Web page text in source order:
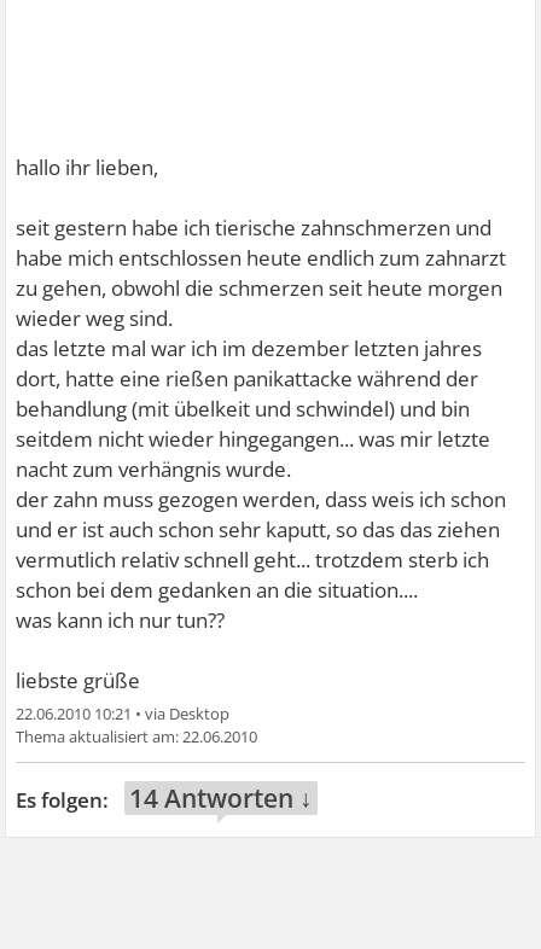
hallo ihr lieben,
seit gestern habe ich tierische zahnschmerzen und
habe mich entschlossen heute endlich zum zahnarzt
zu gehen, obwohl die schmerzen seit heute morgen
wieder weg sind.
das letzte mal war ich im dezember letzten jahres
dort, hatte eine rießen panikattacke während der
behandlung (mit übelkeit und schwindel) und bin
seitdem nicht wieder hingegangen... was mir letzte
nacht zum verhängnis wurde.
der zahn muss gezogen werden, dass weis ich schon
und er ist auch schon sehr kaputt, so das das ziehen
vermutlich relativ schnell geht... trotzdem sterb ich
schon bei dem gedanken an die situation....
was kann ich nur tun??
liebste grüße
22.06.2010 10:21 •
22.06.2010
14 Antworten ↓